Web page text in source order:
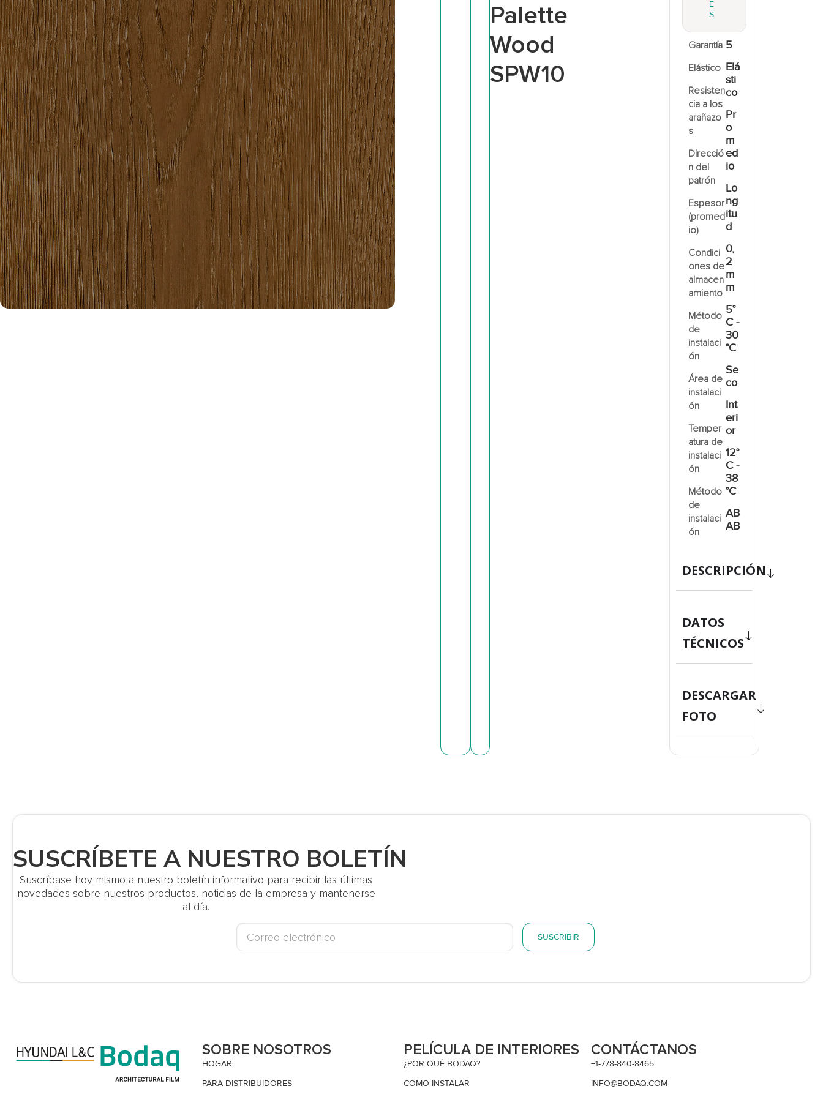
Palette
Wood
SPW10
E
S
Garantía
Elástico
Resisten
cia a los
arañazo
s
Direcció
n del
patrón
Espesor
(promed
io)
Condici
ones de
almacen
amiento
Método
de
instalaci
ón
Área de
instalaci
ón
Temper
atura de
instalaci
ón
Método
de
instalaci
ón
5
Elá
sti
co
Pr
o
m
ed
io
Lo
ng
itu
d
0,
2
m
m
5°
C -
30
°C
Se
co
Int
eri
or
12°
C -
38
°C
AB
AB
DESCRIPCIÓN
DATOS
TÉCNICOS
DESCARGAR
FOTO
SUSCRÍBETE A NUESTRO BOLETÍN
Suscríbase hoy mismo a nuestro boletín informativo para recibir las últimas
novedades sobre nuestros productos, noticias de la empresa y mantenerse
al día.
SUSCRIBIR
SOBRE NOSOTROS
HOGAR
PARA DISTRIBUIDORES
PELÍCULA DE INTERIORES
¿POR QUÉ BODAQ?
CÓMO INSTALAR
CONTÁCTANOS
+1-778-840-8465
INFO@BODAQ.COM